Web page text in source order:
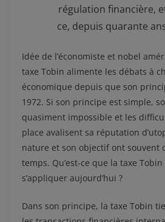
régulation financière,
ce, depuis quarante
Idée de l’économiste et nobel
taxe Tobin alimente les débats à
économique depuis que son
1972. Si son principe est simple,
quasiment impossible et les
place avalisent sa réputation
nature et son objectif ont souvent
temps. Qu’est-ce que la taxe
s’appliquer aujourd’hui ?
Dans son principe, la taxe Tobin